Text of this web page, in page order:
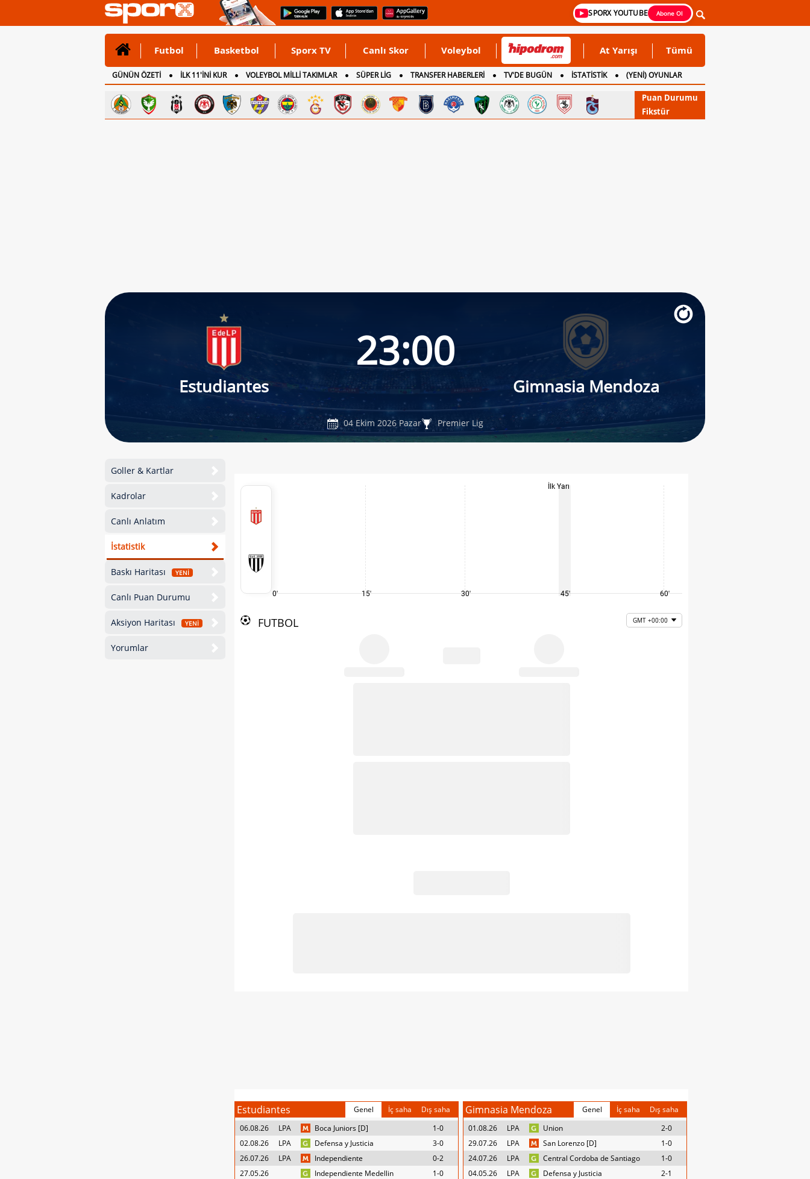
SPORX YOUTUBE Abone Ol
Futbol Basketbol Sporx TV Canlı Skor Voleybol At Yarışı Tümü
GÜNÜN ÖZETİ İLK 11'İNİ KUR VOLEYBOL MİLLİ TAKIMLAR SÜPER LİG TRANSFER HABERLERİ TV'DE BUGÜN İSTATİSTİK
(YENİ) OYUNLAR
CANLI ANLATIM
İNGİLTERE
Puan Durumu
Fikstür
Estudiantes
23:00
Gimnasia Mendoza
04 Ekim 2026 Pazar Premier Lig
Goller & Kartlar
Kadrolar
Canlı Anlatım
İstatistik
Baskı Haritası YENİ
Canlı Puan Durumu
Aksiyon Haritası YENİ
Yorumlar
0' 15' 30'
İlk Yarı
45' 60'
FUTBOL GMT +00:00
Estudiantes Genel İç saha
Dış saha
06.08.26
LPA Boca Juniors [D]
1-0
02.08.26
LPA Defensa y Justicia
3-0
26.07.26
LPA Independiente
0-2
27.05.26
Independiente Medellin
1-0
Gimnasia Mendoza Genel İç saha
Dış saha
01.08.26
LPA Union
2-0
29.07.26
LPA San Lorenzo [D]
1-0
24.07.26
LPA Central Cordoba de Santiago
1-0
04.05.26
LPA Defensa y Justicia
2-1